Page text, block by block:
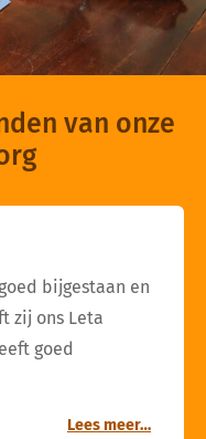
van onze
bijgestaan en
zij ons Leta
goed
Lees meer…